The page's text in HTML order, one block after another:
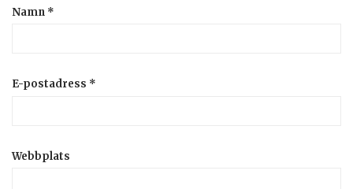
Namn *
E-postadress *
Webbplats